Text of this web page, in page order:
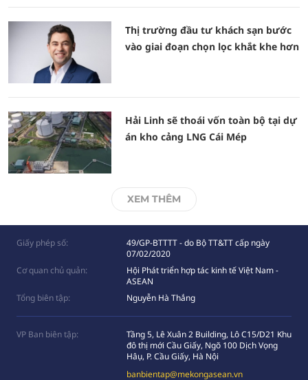
Thị trường đầu tư khách sạn bước
vào giai đoạn chọn lọc khắt khe hơn
Hải Linh sẽ thoái vốn toàn bộ tại dự
án kho cảng LNG Cái Mép
XEM THÊM
Giấy phép số:
49/GP-BTTTT - do Bộ TT&TT cấp ngày
07/02/2020
Cơ quan chủ quản:
Hội Phát triển hợp tác kinh tế Việt Nam -
ASEAN
Tổng biên tập:
Nguyễn Hà Thắng
VP Ban biên tập:
Tầng 5, Lê Xuân 2 Building, Lô C15/D21 Khu
đô thị mới Cầu Giấy, Ngõ 100 Dịch Vọng
Hâụ, P. Cầu Giấy, Hà Nội
banbientap@mekongasean.vn